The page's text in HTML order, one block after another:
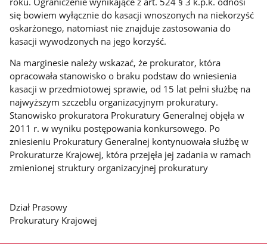
się bowiem wyłącznie do kasacji wnoszonych na niekorzyść
oskarżonego, natomiast nie znajduje zastosowania do
kasacji wywodzonych na jego korzyść.
Na marginesie należy wskazać, że prokurator, która
opracowała stanowisko o braku podstaw do wniesienia
kasacji w przedmiotowej sprawie, od 15 lat pełni służbę na
najwyższym szczeblu organizacyjnym prokuratury.
Stanowisko prokuratora Prokuratury Generalnej objęła w
2011 r. w wyniku postępowania konkursowego. Po
zniesieniu Prokuratury Generalnej kontynuowała służbę w
Prokuraturze Krajowej, która przejęła jej zadania w ramach
zmienionej struktury organizacyjnej prokuratury
Dział Prasowy
Prokuratury Krajowej